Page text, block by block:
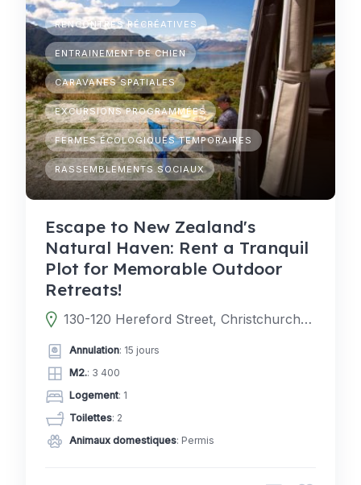
RENCONTRES RÉCRÉATIVES
ENTRAINEMENT DE CHIEN
CARAVANES SPATIALES
EXCURSIONS PROGRAMMÉES
FERMES ÉCOLOGIQUES TEMPORAIRES
RASSEMBLEMENTS SOCIAUX
Escape to New Zealand's
Natural Haven: Rent a Tranquil
Plot for Memorable Outdoor
Retreats!
130-120 Hereford Street, Christchurch Central City, Christchurch 8011, Nueva Zelanda
Annulation: 15 jours
M2.: 3 400
Logement: 1
Toilettes: 2
Animaux domestiques: Permis